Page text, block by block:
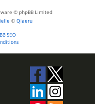
© phpBB Limited
© Qiaeru
SEO